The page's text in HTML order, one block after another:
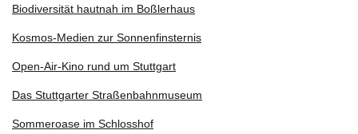
Biodiversität hautnah im Boßlerhaus
Kosmos-Medien zur Sonnenfinsternis
Open-Air-Kino rund um Stuttgart
Das Stuttgarter Straßenbahnmuseum
Sommeroase im Schlosshof